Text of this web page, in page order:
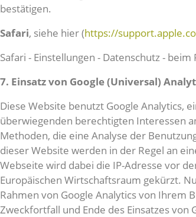
bestätigen.
Safari, siehe hier (https://
Safari - Einstellungen - Datenschutz -
7. Einsatz von Google (Universal)
Diese Website benutzt Google Analytics,
überwiegenden berechtigten Interessen
Methoden, die eine Analyse der
dieser Website werden in der Regel an
Webseite wird dabei die IP-Adresse vor
Europäischen Wirtschaftsraum gekürzt.
Rahmen von Google Analytics von
Zweckfortfall und Ende des Einsatzes